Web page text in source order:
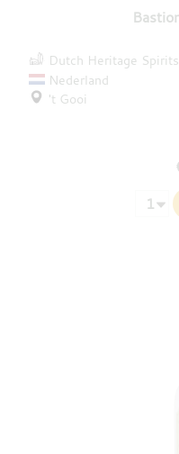
Dutch Heritage Spirits
Nederland
't Gooi